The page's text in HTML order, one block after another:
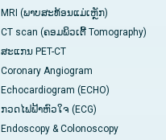
MRI (ພາບສະທ້ອນແມ່ເຫຼັກ)
CT scan (ຄອມພິວເຕີ້ Tomography)
ສະແກນ PET-CT
Coronary Angiogram
Echocardiogram (ECHO)
ກວດໄຟຟ້າຫົວໃຈ (ECG)
Endoscopy & Colonoscopy